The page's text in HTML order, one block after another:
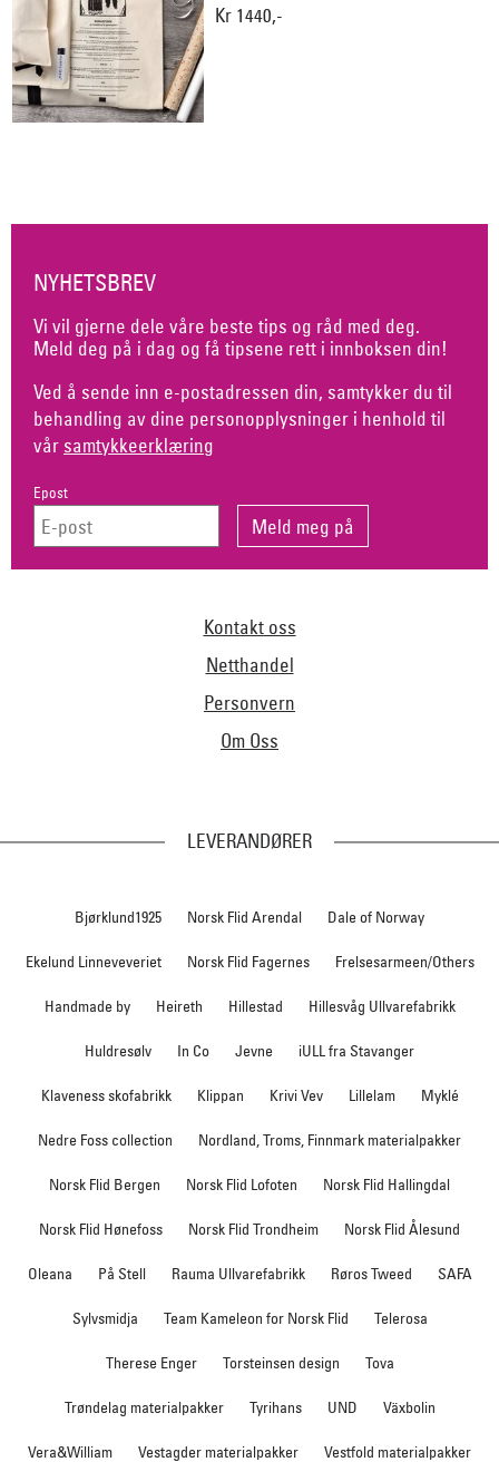
Kr 1440,-
NYHETSBREV
Vi vil gjerne dele våre beste tips og råd med deg.
Meld deg på i dag og få tipsene rett i innboksen din!
Ved å sende inn e-postadressen din, samtykker du til
behandling av dine personopplysninger i henhold til
vår samtykkeerklæring
Epost
Kontakt oss
Netthandel
Personvern
Om Oss
LEVERANDØRER
Bjørklund1925 Norsk Flid Arendal Dale of Norway
Ekelund Linneveveriet Norsk Flid Fagernes Frelsesarmeen/Others
Handmade by Heireth Hillestad Hillesvåg Ullvarefabrikk
Huldresølv In Co Jevne iULL fra Stavanger
Klaveness skofabrikk Klippan Krivi Vev Lillelam Myklé
Nedre Foss collection Nordland, Troms, Finnmark materialpakker
Norsk Flid Bergen Norsk Flid Lofoten Norsk Flid Hallingdal
Norsk Flid Hønefoss Norsk Flid Trondheim Norsk Flid Ålesund
Oleana På Stell Rauma Ullvarefabrikk Røros Tweed SAFA
Sylvsmidja Team Kameleon for Norsk Flid Telerosa
Therese Enger Torsteinsen design Tova
Trøndelag materialpakker Tyrihans UND Växbolin
Vera&William Vestagder materialpakker Vestfold materialpakker